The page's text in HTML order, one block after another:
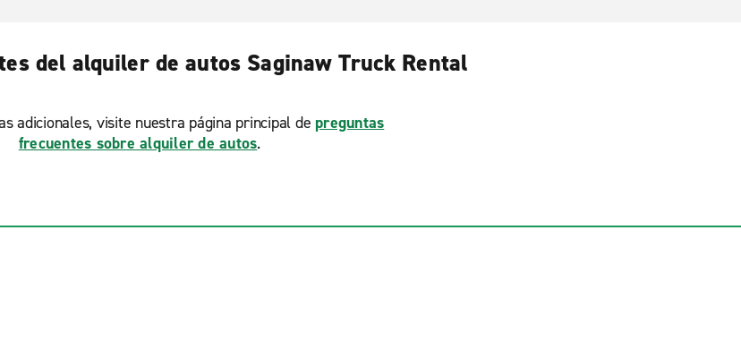
del alquiler de autos Saginaw Truck Rental
adicionales, visite nuestra página principal de preguntas
frecuentes sobre alquiler de autos.